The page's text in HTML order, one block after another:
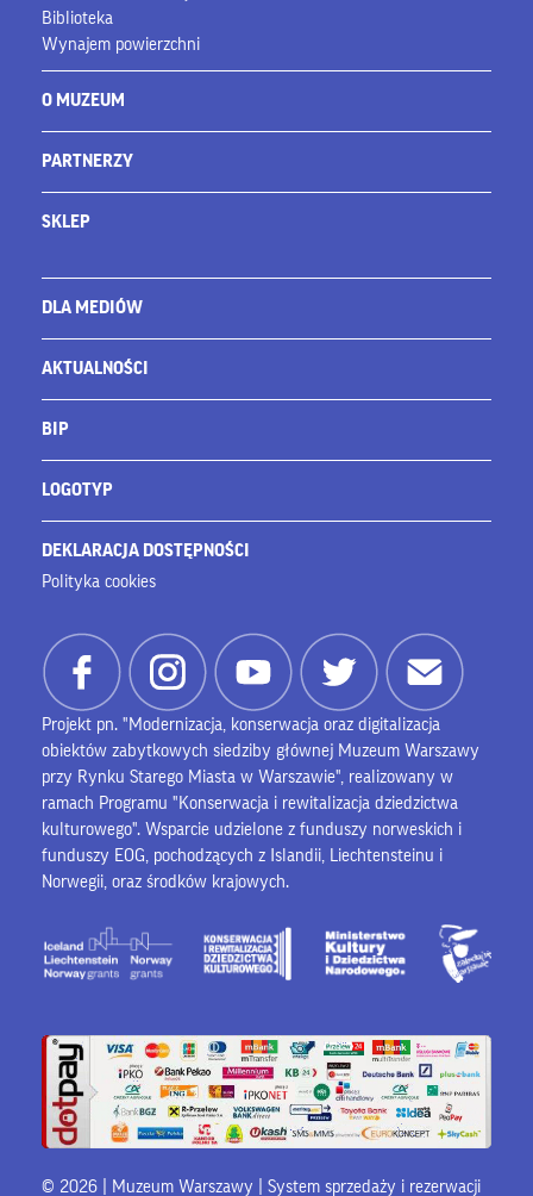
Biblioteka
Wynajem powierzchni
O MUZEUM
PARTNERZY
SKLEP
DLA MEDIÓW
AKTUALNOŚCI
BIP
LOGOTYP
DEKLARACJA DOSTĘPNOŚCI
Polityka cookies
Projekt pn. "Modernizacja, konserwacja oraz digitalizacja
obiektów zabytkowych siedziby głównej Muzeum Warszawy
przy Rynku Starego Miasta w Warszawie", realizowany w
ramach Programu "Konserwacja i rewitalizacja dziedzictwa
kulturowego". Wsparcie udzielone z funduszy norweskich i
funduszy EOG, pochodzących z Islandii, Liechtensteinu i
Norwegii, oraz środków krajowych.
© 2026 | Muzeum Warszawy | System sprzedaży i rezerwacji